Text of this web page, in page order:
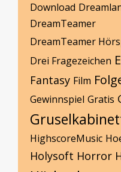
Download
DreamTeamer
DreamTeamer
Drei Fragezeichen
Fantasy Film
Gewinnspiel Gratis
HighscoreMusic
Holysoft Horror